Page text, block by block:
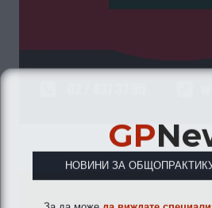
GP
НОВИНИ ЗА
За да може